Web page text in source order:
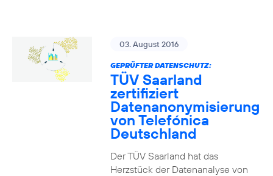
03. August 2016
GEPRÜFTER DATENSCHUTZ:
TÜV Saarland
zertifiziert
Datenanonymisierung
von Telefónica
Deutschland
Der TÜV Saarland hat das
Herzstück der Datenanalyse von